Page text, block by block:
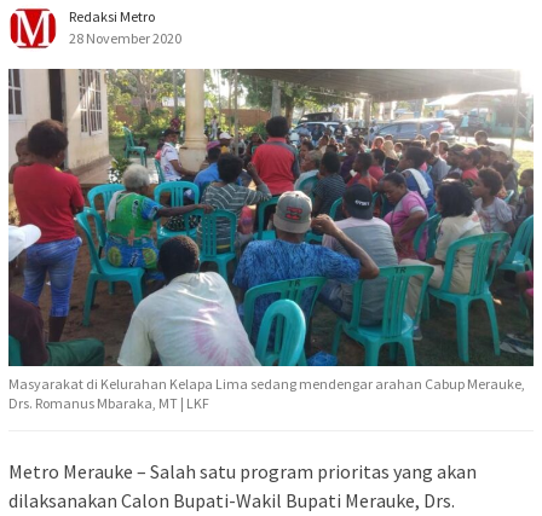
Redaksi Metro
28 November 2020
Masyarakat di Kelurahan Kelapa Lima sedang mendengar arahan Cabup Merauke,
Drs. Romanus Mbaraka, MT | LKF
Metro Merauke – Salah satu program prioritas yang akan
dilaksanakan Calon Bupati-Wakil Bupati Merauke, Drs.